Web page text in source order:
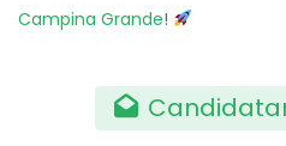
Campina Grande!